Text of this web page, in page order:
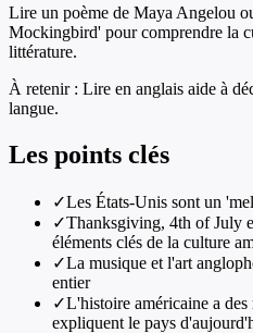
Lire un poème de Maya Angelou
Mockingbird' pour comprendre la
littérature.
À retenir : Lire en anglais aide à
langue.
Les points clés
✓Les États-Unis sont un
✓Thanksgiving, 4th of July
éléments clés de la culture
✓La musique et l'art
entier
✓L'histoire américaine a
expliquent le pays